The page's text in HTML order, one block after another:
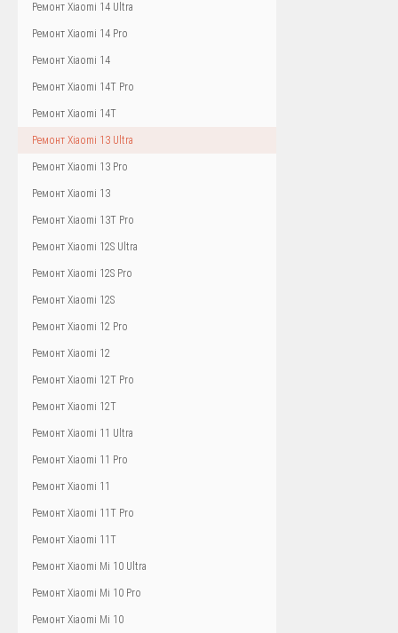
Ремонт Xiaomi 14 Ultra
Ремонт Xiaomi 14 Pro
Ремонт Xiaomi 14
Ремонт Xiaomi 14T Pro
Ремонт Xiaomi 14T
Ремонт Xiaomi 13 Ultra
Ремонт Xiaomi 13 Pro
Ремонт Xiaomi 13
Ремонт Xiaomi 13T Pro
Ремонт Xiaomi 12S Ultra
Ремонт Xiaomi 12S Pro
Ремонт Xiaomi 12S
Ремонт Xiaomi 12 Pro
Ремонт Xiaomi 12
Ремонт Xiaomi 12T Pro
Ремонт Xiaomi 12T
Ремонт Xiaomi 11 Ultra
Ремонт Xiaomi 11 Pro
Ремонт Xiaomi 11
Ремонт Xiaomi 11T Pro
Ремонт Xiaomi 11T
Ремонт Xiaomi Mi 10 Ultra
Ремонт Xiaomi Mi 10 Pro
Ремонт Xiaomi Mi 10